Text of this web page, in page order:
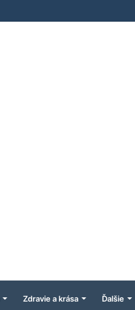
Zdravie a krása Ďalšie